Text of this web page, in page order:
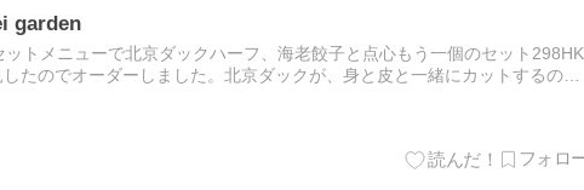
garden
トメニューで北京ダックハーフ、海老餃子と点心もう一個のセット298HK
たのでオーダーしました。北京ダックが、身と皮と一緒にカットするのが